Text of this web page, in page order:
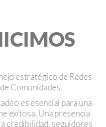
estratégico de Redes
Comunidades.
es esencial para una
exitosa. Una presencia
credibilidad, seguidores